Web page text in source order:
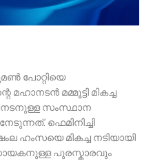
പോറ്റിയെ
മമ്മൂട്ടി മികച്ച
നടനുള്ള സംസ്ഥാന
ഫെമിനിച്ചി
ഹംസയെ മികച്ച നടിയായി
പുരസ്കാരവും